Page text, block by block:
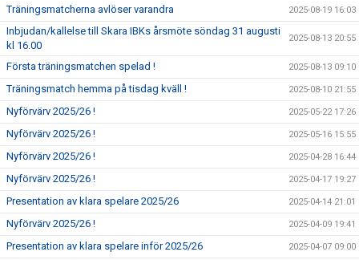
Träningsmatcherna avlöser varandra 2025-08-19 16:03
Inbjudan/kallelse till Skara IBKs årsmöte söndag 31 augusti
kl 16.00
2025-08-13 20:55
Första träningsmatchen spelad ! 2025-08-13 09:10
Träningsmatch hemma på tisdag kväll ! 2025-08-10 21:55
Nyförvärv 2025/26 ! 2025-05-22 17:26
Nyförvärv 2025/26 ! 2025-05-16 15:55
Nyförvärv 2025/26 ! 2025-04-28 16:44
Nyförvärv 2025/26 ! 2025-04-17 19:27
Presentation av klara spelare 2025/26 2025-04-14 21:01
Nyförvärv 2025/26 ! 2025-04-09 19:41
Presentation av klara spelare inför 2025/26 2025-04-07 09:00